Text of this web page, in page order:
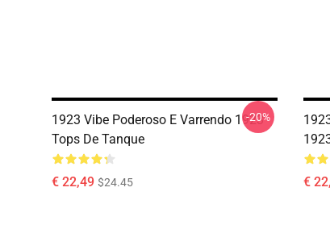
1923 Vibe Poderoso E Varrendo 1923
Tops De Tanque
€ 22,49 $24.45
-20%
€